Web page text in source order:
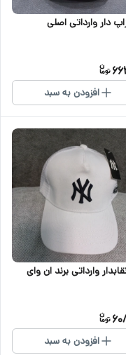
دار وارداتی اصلی
افزودن به سبد
وارداتی برند ان وای
افزودن به سبد